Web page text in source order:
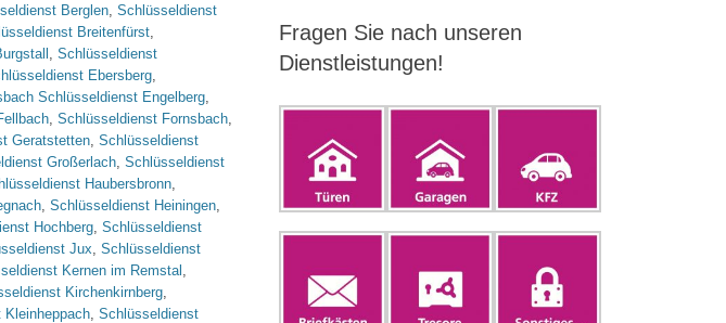
Berglen, Schlüsseldienst
Breitenfürst,
, Schlüsseldienst
Ebersberg,
Schlüsseldienst Engelberg,
, Schlüsseldienst Fornsbach,
Geratstetten, Schlüsseldienst
Großerlach, Schlüsseldienst
Haubersbronn,
, Schlüsseldienst Heiningen,
Hochberg, Schlüsseldienst
Jux, Schlüsseldienst
Kernen im Remstal ,
Kirchenkirnberg,
, Schlüsseldienst
Fragen Sie nach unseren
Dienstleistungen!